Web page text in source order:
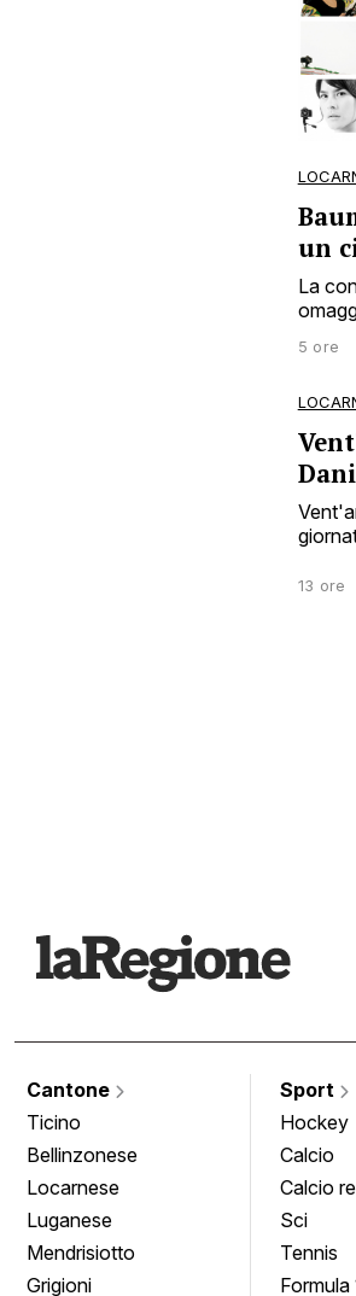
un
La
5 ore
13 ore
Cantone
Ticino
Bellinzonese
Locarnese
Luganese
Mendrisiotto
Grigioni
Sport
Hockey
Calcio
Calcio
Sci
Tennis
Formula